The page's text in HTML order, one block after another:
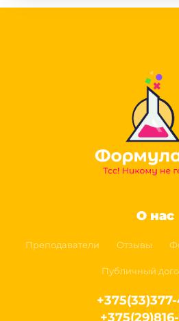
О нас
Преподаватели Отзывы
Публичный